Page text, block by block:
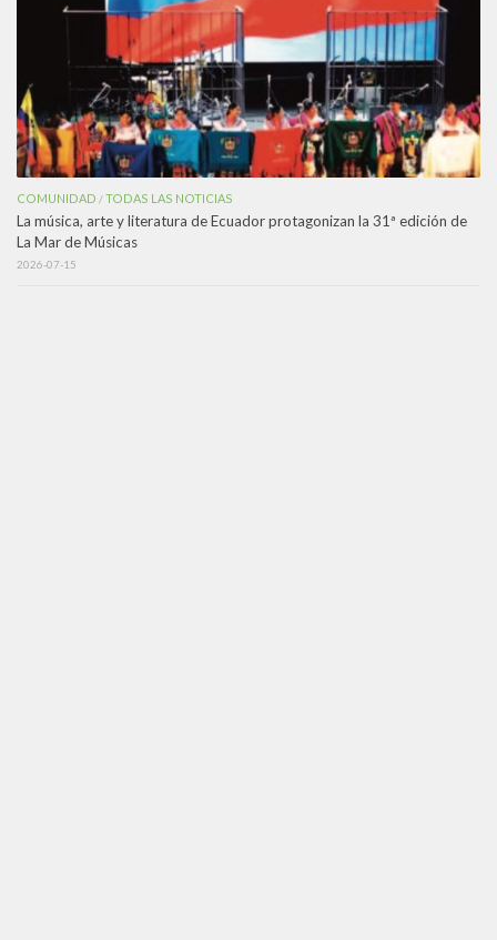
COMUNIDAD /TODAS LAS NOTICIAS
La música, arte y literatura de Ecuador protagonizan la 31ª edición de
La Mar de Músicas
2026-07-15